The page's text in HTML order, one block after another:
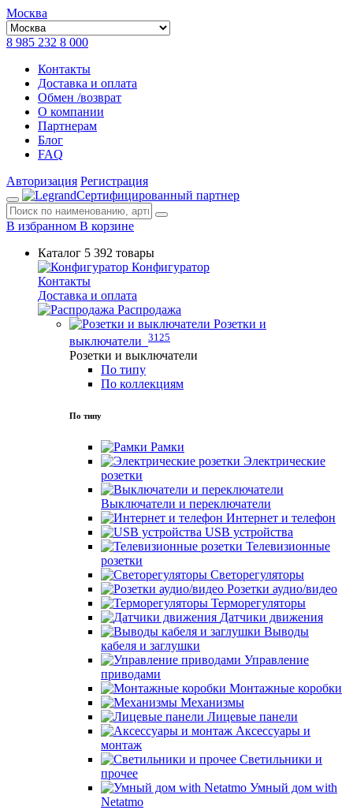
Москва
8 985 232 8 000
Контакты
Доставка и оплата
Обмен /возврат
О компании
Партнерам
Блог
FAQ
Авторизация Регистрация
Сертифицированный партнер
В избранном В корзине
Каталог 5 392 товары
Конфигуратор
Контакты
Доставка и оплата
Распродажа
Розетки и
выключатели 3125
Розетки и выключатели
По типу
По коллекциям
По типу
Рамки
Электрические
розетки
Выключатели и переключатели
Интернет и телефон
USB устройства
Телевизионные
розетки
Светорегуляторы
Розетки аудио/видео
Терморегуляторы
Датчики движения
Выводы
кабеля и заглушки
Управление
приводами
Монтажные коробки
Механизмы
Лицевые панели
Аксессуары и
монтаж
Светильники и
прочее
Умный дом with
Netatmo